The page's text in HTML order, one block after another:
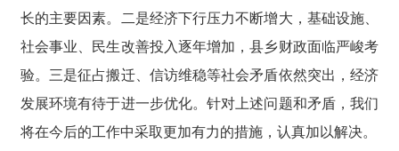
长的主要因素。二是经济下行压力不断增大，基础设施、
社会事业、民生改善投入逐年增加，县乡财政面临严峻考
验。三是征占搬迁、信访维稳等社会矛盾依然突出，经济
发展环境有待于进一步优化。针对上述问题和矛盾，我们
将在今后的工作中采取更加有力的措施，认真加以解决。